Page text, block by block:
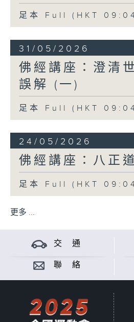
足本 Full (HKT
31/05/2026
佛經講座：澄清
誤解 (一)
足本 Full (HKT
24/05/2026
佛經講座：八正
足本 Full (HKT
更多 ...
交 通
聯 絡